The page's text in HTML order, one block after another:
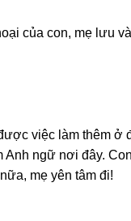
của con, mẹ lưu
việc làm thêm ở
ngữ nơi đây.
mẹ yên tâm đi!